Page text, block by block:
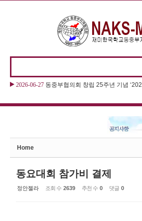
2026-06-27 동중부협의회 창립 25주년 기념
Home
동요대회 참가비 결제
정안젤라 조회 수 2639 추천 수 0 댓글 0
Sketchbook5, 스케
Sketchbook5, 스케